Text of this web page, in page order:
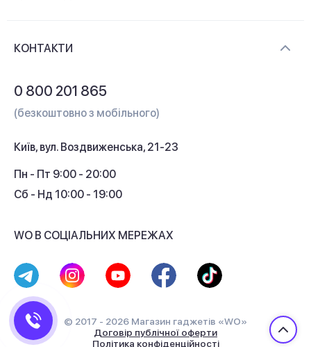
Контакти
Кешбек
КОНТАКТИ
0 800 201 865
(безкоштовно з мобільного)
Київ, вул. Воздвиженська, 21-23
Пн - Пт 9:00 - 20:00
Сб - Нд 10:00 - 19:00
WO В СОЦІАЛЬНИХ МЕРЕЖАХ
© 2017 - 2026 Магазин гаджетів «WO»
Договір публічної оферти
Політика конфіденційності